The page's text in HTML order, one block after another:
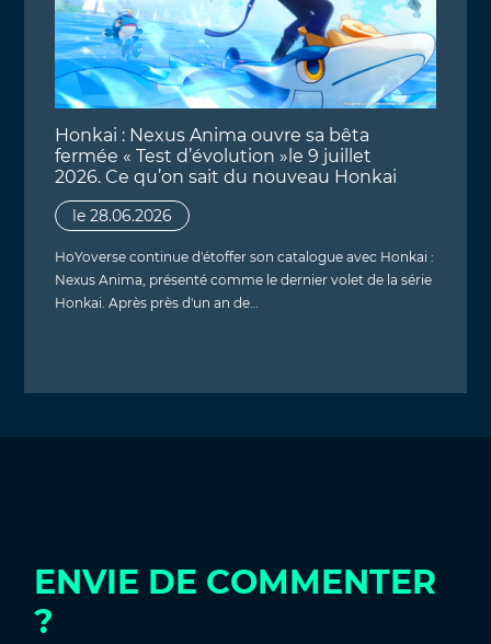
Honkai : Nexus Anima ouvre sa bêta
fermée « Test d’évolution »le 9 juillet
2026. Ce qu’on sait du nouveau Honkai
le 28.06.2026
HoYoverse continue d'étoffer son catalogue avec Honkai :
Nexus Anima, présenté comme le dernier volet de la série
Honkai. Après près d'un an de…
ENVIE DE COMMENTER
?